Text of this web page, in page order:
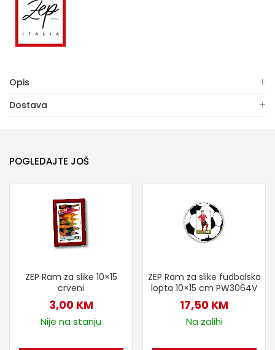
Opis
Dostava
POGLEDAJTE JOŠ
ZEP Ram za slike 10×15
crveni
3,00 KM
Nije na stanju
ZEP Ram za slike fudbalska
lopta 10×15 cm PW3064V
17,50 KM
Na zalihi